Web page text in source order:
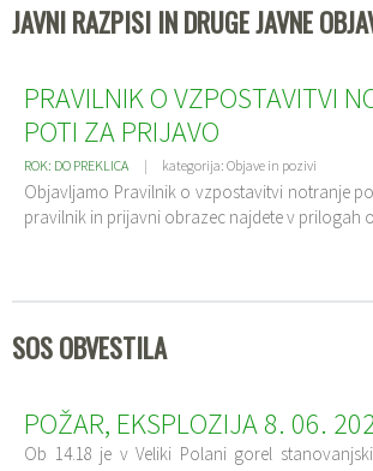
JAVNI RAZPISI IN DRUGE JAVNE
PRAVILNIK O VZPOSTAVITVI
POTI ZA PRIJAVO
ROK: DO PREKLICA kategorija: Objave in pozivi
Objavljamo Pravilnik o vzpostavitvi notranje
pravilnik in prijavni obrazec najdete v prilogah
SOS OBVESTILA
POŽAR, EKSPLOZIJA 8. 06.
Ob 14.18 je v Veliki Polani gorel